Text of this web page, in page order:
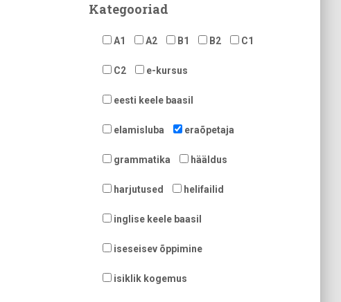
Kategooriad
A1 A2 B1 B2 C1
C2 e-kursus
eesti keele baasil
elamisluba eraõpetaja
grammatika hääldus
harjutused helifailid
inglise keele baasil
iseseisev õppimine
isiklik kogemus